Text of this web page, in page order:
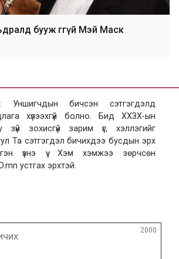
бууж өгөөгүй Мэй Маск
Уншигчдын бичсэн сэтгэгдэлд
хүлээхгүй болно. Бид ХХЗХ-ын
зохисгүй зарим үг, хэллэгийг
Та сэтгэгдэл бичихдээ бусдын эрх
үзнэ үү. Хэм хэмжээ зөрчсөн
устгах эрхтэй.
2000